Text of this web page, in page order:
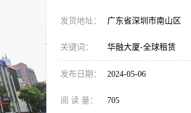
发货地址： 广东省深圳市南山区
关键词： 华融大厦-全球租赁
发布日期： 2024-05-06
阅 读 量： 705